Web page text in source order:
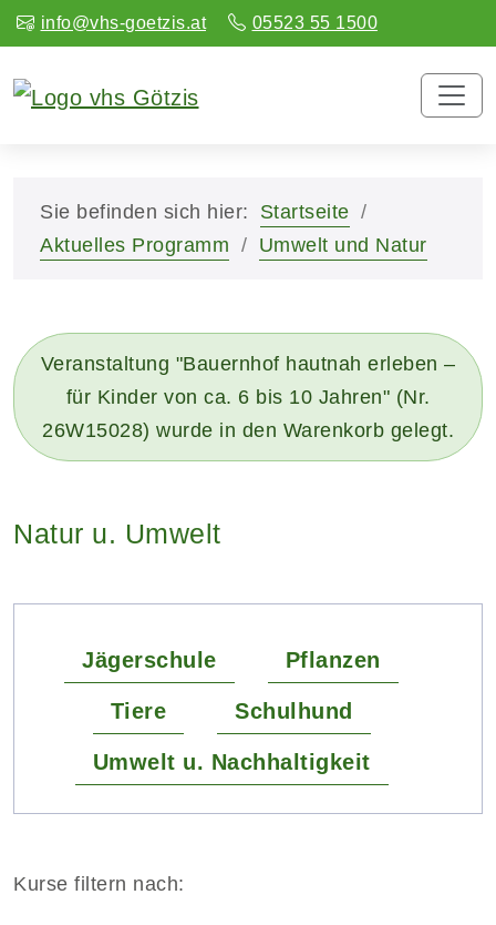
info@vhs-goetzis.at 05523 55 1500
Sie befinden sich hier:
Startseite
Aktuelles Programm
Umwelt und Natur
Veranstaltung "Bauernhof hautnah erleben –
für Kinder von ca. 6 bis 10 Jahren" (Nr.
26W15028) wurde in den Warenkorb gelegt.
Natur u. Umwelt
Jägerschule Pflanzen
Tiere Schulhund
Umwelt u. Nachhaltigkeit
Kurse filtern nach: